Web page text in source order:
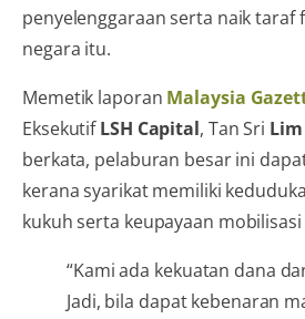
penyelenggaraan serta naik taraf
negara itu.
Memetik laporan Malaysia
EksekutifLSH Capital, Tan Sri
berkata, pelaburan besar ini
kerana syarikat memiliki
kukuh serta keupayaan
“Kami ada kekuatan dana
Jadi, bila dapat kebenaran